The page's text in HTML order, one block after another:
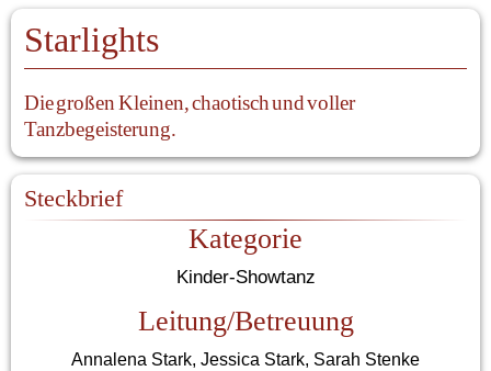
Starlights
Die großen Kleinen, chaotisch und voller
Tanzbegeisterung.
Steckbrief
Kategorie
Kinder-Showtanz
Leitung/Betreuung
Annalena Stark, Jessica Stark, Sarah Stenke